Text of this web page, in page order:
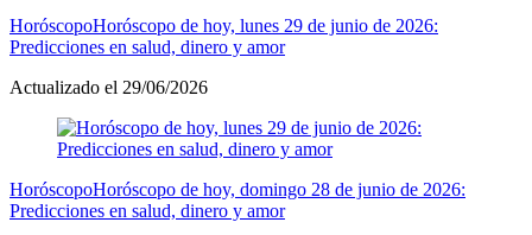
HoróscopoHoróscopo de hoy, lunes 29 de junio de 2026:
Predicciones en salud, dinero y amor
Actualizado el 29/06/2026
HoróscopoHoróscopo de hoy, domingo 28 de junio de 2026:
Predicciones en salud, dinero y amor